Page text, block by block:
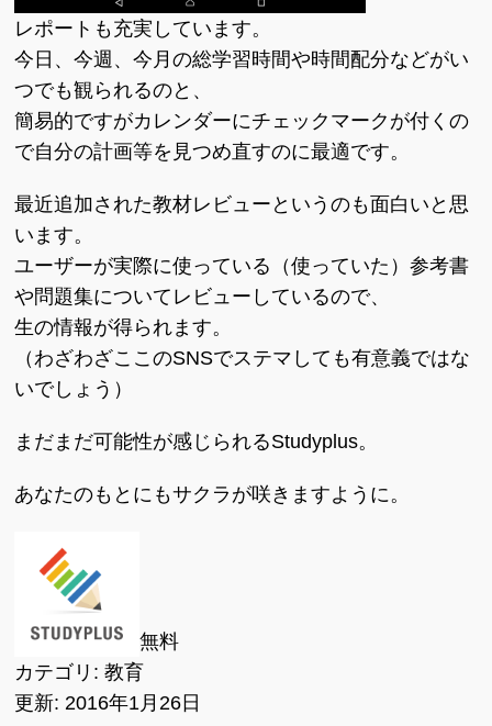
レポートも充実しています。
今日、今週、今月の総学習時間や時間配分などがい
つでも観られるのと、
簡易的ですがカレンダーにチェックマークが付くの
で自分の計画等を見つめ直すのに最適です。
最近追加された教材レビューというのも面白いと思
います。
ユーザーが実際に使っている（使っていた）参考書
や問題集についてレビューしているので、
生の情報が得られます。
（わざわざここのSNSでステマしても有意義ではな
いでしょう）
まだまだ可能性が感じられるStudyplus。
あなたのもとにもサクラが咲きますように。
無料
カテゴリ: 教育
更新: 2016年1月26日